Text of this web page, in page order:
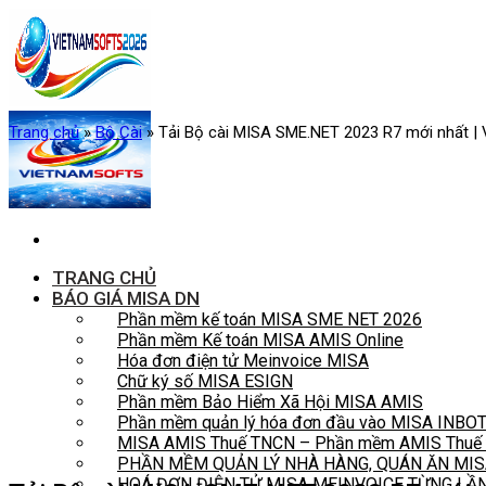
Skip
to
content
TRANG CHỦ
BÁO GIÁ MISA DN
Phần mềm kế toán MISA SME NET 2026
Phần mềm Kế toán MISA AMIS Online
Hóa đơn điện tử Meinvoice MISA
Chữ ký số MISA ESIGN
Phần mềm Bảo Hiểm Xã Hội MISA AMIS
Phần mềm quản lý hóa đơn đầu vào MISA INBOT
MISA AMIS Thuế TNCN – Phần mềm AMIS Thuế
PHẦN MỀM QUẢN LÝ NHÀ HÀNG, QUÁN ĂN
Trang chủ»Bộ Cài» Tải Bộ cài MISA SME.NET 2023 R7 mới nhất